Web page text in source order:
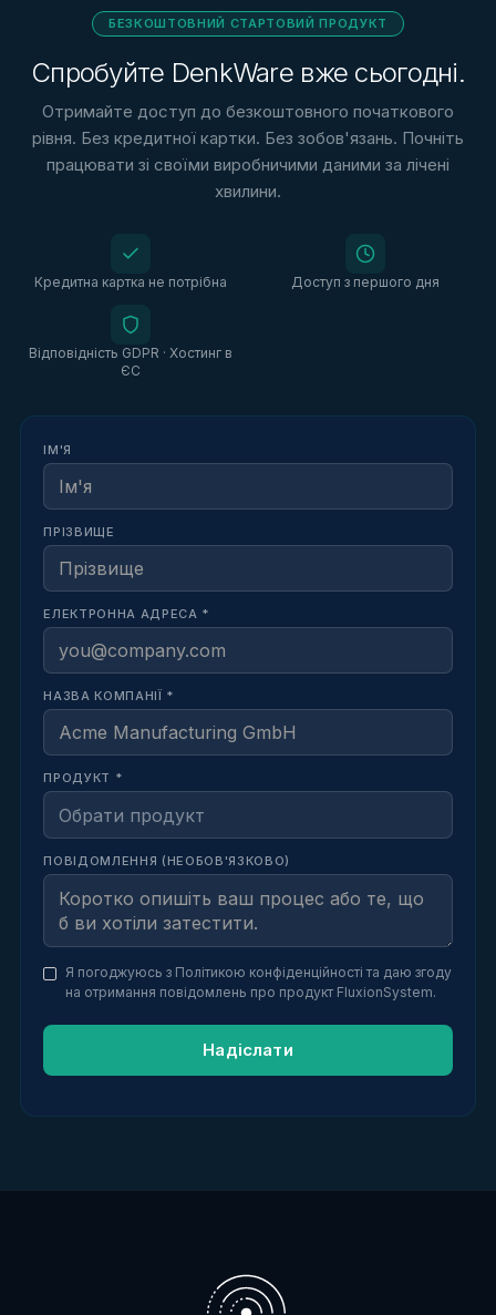
БЕЗКОШТОВНИЙ СТАРТОВИЙ ПРОДУКТ
Спробуйте DenkWare вже сьогодні.
Отримайте доступ до безкоштовного початкового
рівня. Без кредитної картки. Без зобов'язань. Почніть
працювати зі своїми виробничими даними за лічені
хвилини.
Кредитна картка не потрібна Доступ з першого дня
Відповідність GDPR · Хостинг в
ЄС
ІМ'Я
ПРІЗВИЩЕ
ЕЛЕКТРОННА АДРЕСА *
НАЗВА КОМПАНІЇ *
ПРОДУКТ *
ПОВІДОМЛЕННЯ (НЕОБОВ'ЯЗКОВО)
Я погоджуюсь з Політикою конфіденційності та даю згоду
на отримання повідомлень про продукт FluxionSystem.